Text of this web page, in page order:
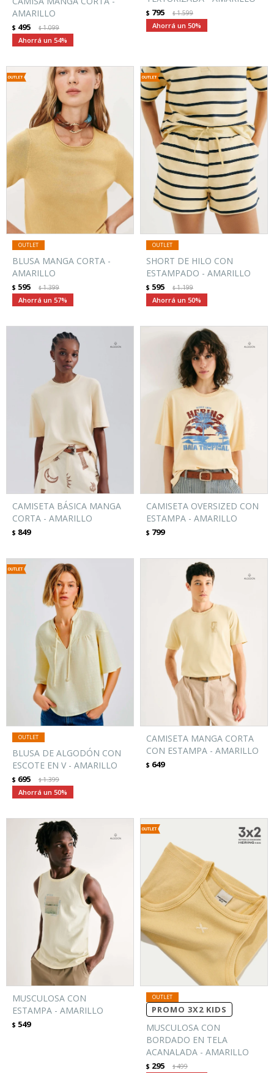
AMARILLO
$ 495 $1.099
54
$ 795 $1.599
50
BLUSA MANGA CORTA -
AMARILLO
$ 595 $1.399
57
SHORT DE HILO CON
ESTAMPADO - AMARILLO
$ 595 $1.199
50
CAMISETA BÁSICA MANGA
CORTA - AMARILLO
$ 849
CAMISETA OVERSIZED CON
ESTAMPA - AMARILLO
$ 799
BLUSA DE ALGODÓN CON
ESCOTE EN V - AMARILLO
$ 695 $1.399
50
CAMISETA MANGA CORTA
CON ESTAMPA - AMARILLO
$ 649
MUSCULOSA CON
ESTAMPA - AMARILLO
$ 549
PROMO 3X2 KIDS
MUSCULOSA CON
BORDADO EN TELA
ACANALADA - AMARILLO
$ 295 $499